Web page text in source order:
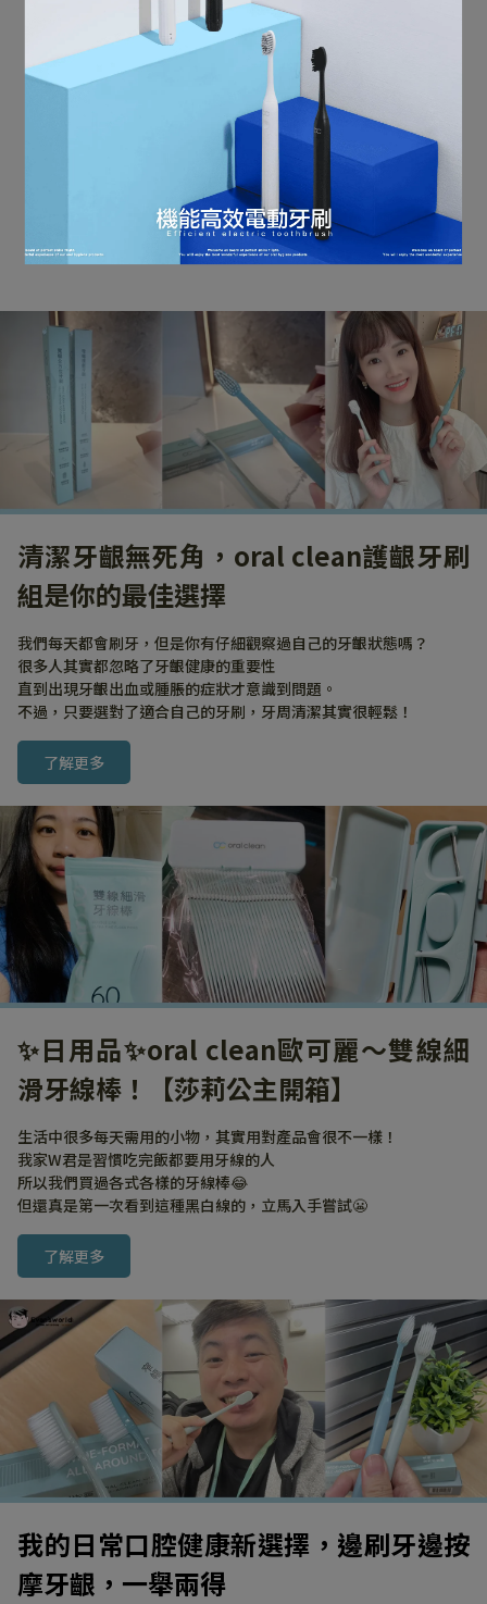
清潔牙齦無死角，oral clean護齦牙刷
組是你的最佳選擇
我們每天都會刷牙，但是你有仔細觀察過自己的牙齦狀態嗎？
很多人其實都忽略了牙齦健康的重要性
直到出現牙齦出血或腫脹的症狀才意識到問題。
不過，只要選對了適合自己的牙刷，牙周清潔其實很輕鬆！
了解更多
✨日用品✨oral clean歐可麗～雙線細
滑牙線棒！【莎莉公主開箱】
生活中很多每天需用的小物，其實用對產品會很不一樣！
我家W君是習慣吃完飯都要用牙線的人
所以我們買過各式各樣的牙線棒😂
但還真是第一次看到這種黑白線的，立馬入手嘗試😬
了解更多
我的日常口腔健康新選擇，邊刷牙邊按
摩牙齦，一舉兩得